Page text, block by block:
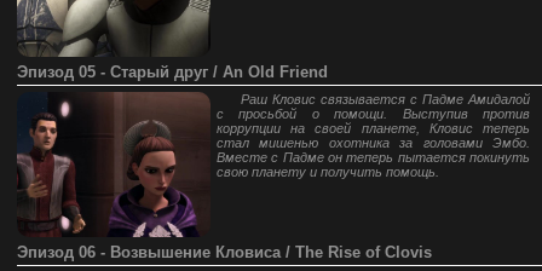
Эпизод 05 - Старый друг / An Old Friend
Раш Кловис связывается с Падме Амидалой
с просьбой о помощи. Выступив против
коррупции на своей планете, Кловис теперь
стал мишенью охотника за головами Эмбо.
Вместе с Падме он теперь пытается покинуть
свою планету и получить помощь.
Эпизод 06 - Возвышение Кловиса / The Rise of Clovis